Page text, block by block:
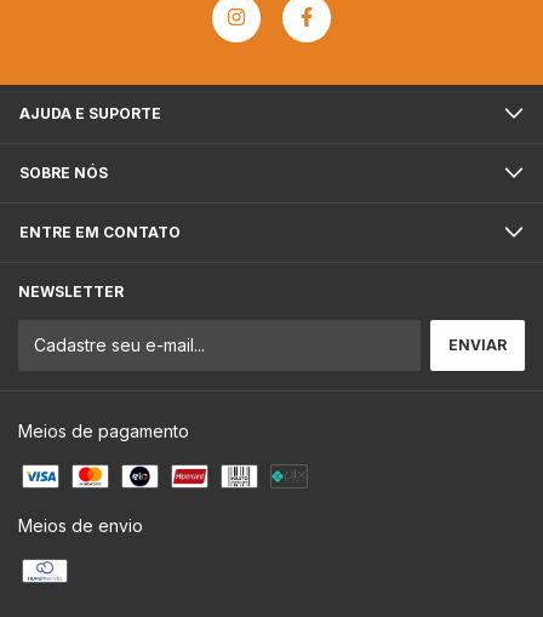
AJUDA E SUPORTE
SOBRE NÓS
ENTRE EM CONTATO
NEWSLETTER
Meios de pagamento
Meios de envio